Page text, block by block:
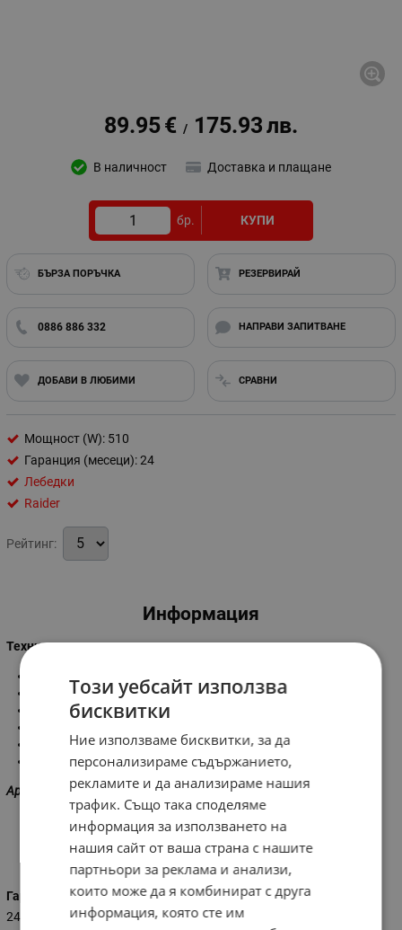
89.95€ / 175.93лв.
В наличност Доставка и плащане
бр. КУПИ
БЪРЗА ПОРЪЧКА РЕЗЕРВИРАЙ
0886 886 332 НАПРАВИ ЗАПИТВАНЕ
ДОБАВИ В ЛЮБИМИ СРАВНИ
Мощност (W): 510
Гаранция (месеци): 24
Лебедки
Raider
Рейтинг:
Информация
Технически характеристики:
Захранващо напрежение: 220 V / 50 Hz
Дължина на въжето:6 - 12м
Максимален товарs ролка:250 кг
Максимален товар без ролка:125 кг
Артикулът е с 2 години гаранция!
Характеристики
Гаранция (месеци)
24
Този уебсайт използва
бисквитки
Ние използваме бисквитки, за да
персонализираме съдържанието,
рекламите и да анализираме нашия
трафик. Също така споделяме
информация за използването на
нашия сайт от ваша страна с нашите
партньори за реклама и анализи,
които може да я комбинират с друга
информация, която сте им